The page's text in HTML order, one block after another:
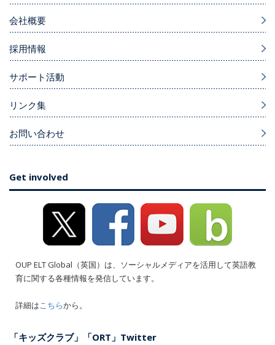
会社概要
採用情報
サポート活動
リンク集
お問い合わせ
Get involved
OUP ELT Global（英国）は、ソーシャルメディアを活用して英語教
育に関する各種情報を発信しています。
詳細はこちらから。
「キッズクラブ」「ORT」Twitter